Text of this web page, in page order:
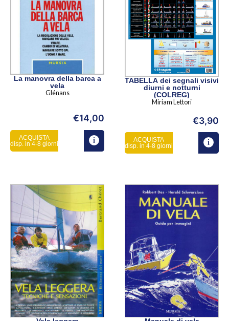
La manovra della barca a
vela
Glénans
€14,00
ACQUISTA
disp. in 4-8 giorni
TABELLA dei segnali visivi
diurni e notturni
(COLREG)
Miriam Lettori
€3,90
ACQUISTA
disp. in 4-8 giorni